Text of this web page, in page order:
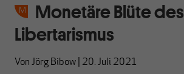
Monetäre Blüte des
Libertarismus
Von Jörg Bibow 20. Juli 2021